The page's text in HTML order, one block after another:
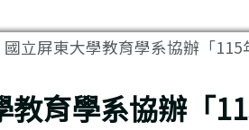
國立屏東大學教育學系協辦「
教育學系協辦「